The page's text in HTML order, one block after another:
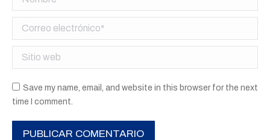
Correo electrónico *
Sitio web
Save my name, email, and website in this browser for the next
time I comment.
PUBLICAR COMENTARIO